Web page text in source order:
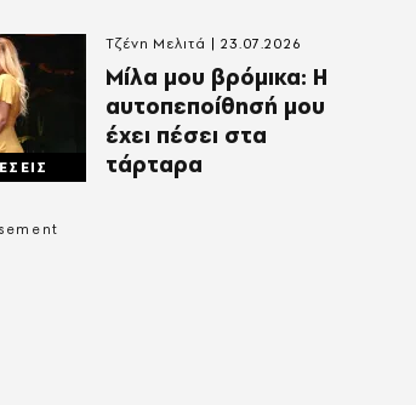
Μίλα μου βρόμικα: Η
αυτοπεποίθησή μου
έχει πέσει στα
τάρταρα
Τζένη Μελιτά 23.07.2026